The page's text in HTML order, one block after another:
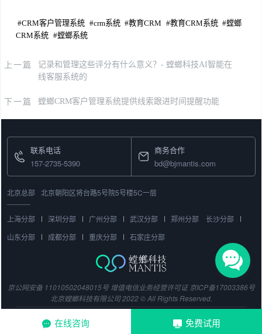
在线咨询 免费试用
#CRM客户管理系统 #crm系统 #教育CRM #教育CRM系统 #螳螂
CRM系统 #螳螂系统
上一篇
记录和管理这些评分有什么意义？- 螳螂科技AI智能在
线客服系统的
下一篇 螳螂CRM客户管理系统提供线索跟进时间提醒功能
联系电话
157-2735-5390
商务合作
bd@bjmantis.com
北京总部 北京朝阳区将台路5号院5号楼5C一层
上海分部 深圳分部 广州分部 武汉分部 郑州分部
长沙分部
山东分部
成都分部 重庆分部 石家庄分部
京公网安备 11010502048015号 增值电信业务经营许可证 京ICP备17003386号
北京螳螂科技有限公司 2022 © All Rights Reserved.